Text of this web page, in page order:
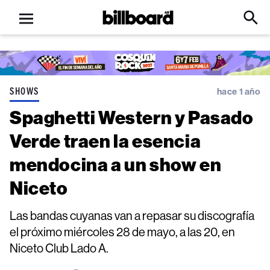
Open
menu
Billboard
Click
Input
SHOWS hace 1 año
Spaghetti Western y Pasado
Verde traen la esencia
mendocina a un show en
Niceto
Las bandas cuyanas van a repasar su discografía
el próximo miércoles 28 de mayo, a las 20, en
Niceto Club Lado A.